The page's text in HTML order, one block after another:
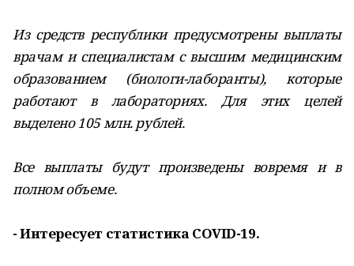
Из средств республики предусмотрены выплаты
врачам и специалистам с высшим медицинским
образованием (биологи-лаборанты), которые
работают в лабораториях. Для этих целей
выделено 105 млн. рублей.
Все выплаты будут произведены вовремя и в
полном объеме.
- Интересует статистика COVID-19.